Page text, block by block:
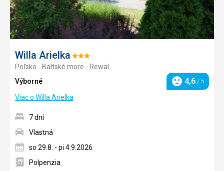
Willa Arielka Hodnotenie:
3/5
Poľsko - Baltské more - Rewal
Výborné
Hodnotenie
4,6 / 5
Viac o Willa Arielka
7 dní
Vlastná
so 29.8. - pi 4.9.2026
Polpenzia